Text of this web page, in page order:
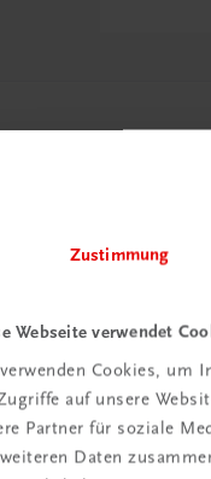
Zustimmung
Webseite verwendet
Cookies, um
auf unsere
Partner für soziale
Daten
innen-